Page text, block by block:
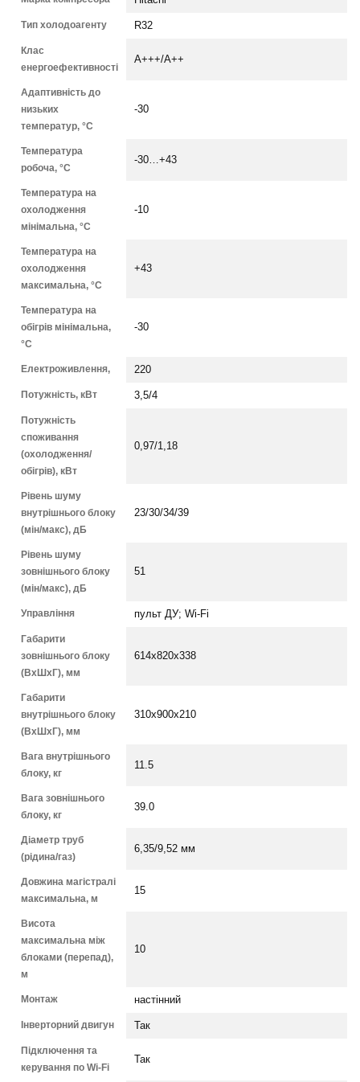
Тип холодоагенту R32
Клас
енергоефективності
A+++/А++
Адаптивність до
низьких
температур, °С
-30
Температура
робоча, °С
-30…+43
Температура на
охолодження
мінімальна, °С
-10
Температура на
охолодження
максимальна, °C
+43
Температура на
обігрів мінімальна,
°С
-30
Електроживлення, 220
Потужність, кВт 3,5/4
Потужність
споживання
(охолодження/
обігрів), кВт
0,97/1,18
Рівень шуму
внутрішнього блоку
(мін/макс), дБ
23/30/34/39
Рівень шуму
зовнішнього блоку
(мін/макс), дБ
51
Управління пульт ДУ; Wi-Fi
Габарити
зовнішнього блоку
(ВхШхГ), мм
614х820х338
Габарити
внутрішнього блоку
(ВхШхГ), мм
310х900х210
Вага внутрішнього
блоку, кг
11.5
Вага зовнішнього
блоку, кг
39.0
Діаметр труб
(рідина/газ)
6,35/9,52 мм
Довжина магістралі
максимальна, м
15
Висота
максимальна між
блоками (перепад),
м
10
Монтаж настінний
Інверторний двигун Так
Підключення та
керування по Wi-Fi
Так